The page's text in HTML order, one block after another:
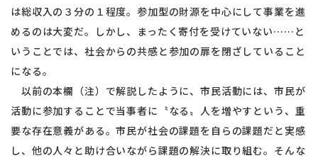
は総収入の３分の１程度。参加型の財源を中心にして事業を進
めるのは大変だ。しかし、まったく寄付を受けていない……と
いうことでは、社会からの共感と参加の扉を閉ざしていること
になる。
以前の本欄（注）で解説したように、市民活動には、市民が
活動に参加することで当事者に〝なる〟人を増やすという、重
要な存在意義がある。市民が社会の課題を自らの課題だと実感
し、他の人々と助け合いながら課題の解決に取り組む。そんな